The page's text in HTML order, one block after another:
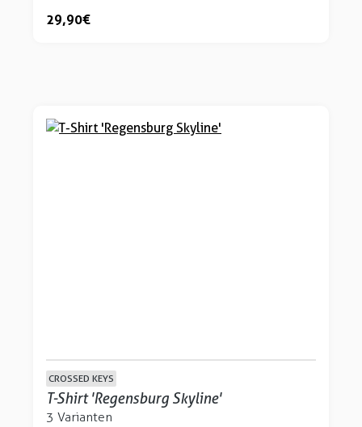
29,90 €
CROSSED KEYS
T-Shirt 'Regensburg Skyline'
3 Varianten